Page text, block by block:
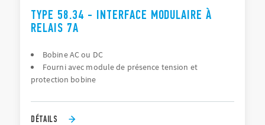
TYPE 58.34 - INTERFACE MODULAIRE À
RELAIS 7A
Bobine AC ou DC
Fourni avec module de présence tension et
protection bobine
DÉTAILS